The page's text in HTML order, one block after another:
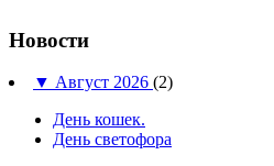
Новости
▼ Август 2026 (2)
День кошек.
День светофора